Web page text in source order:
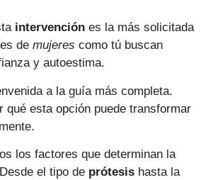
intervención es la más solicitada
de mujeres como tú buscan
y autoestima.
a la guía más completa.
qué esta opción puede transformar
los factores que determinan la
el tipo de prótesis hasta la